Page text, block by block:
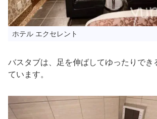
ホテル エクセレント
バスタブは、足を伸ばしてゆったりでき
ています。